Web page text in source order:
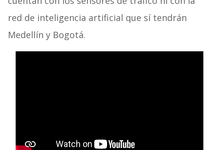
red de inteligencia artificial que sí tendrán
Medellín y Bogotá.